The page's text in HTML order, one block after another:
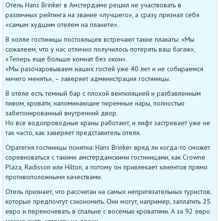
Отель Hans Brinker в Амстердаме решил не участвовать в
различных рейтинга на звание «лучшего», а сразу признал себя
«самым худшим отелем на планете».
В холле гостиницы постояльцев встречают такие плакаты: «Мы
сожалеем, что у нас отлично получилось потерять ваш багаж»,
«Теперь еще больше комнат без окон».
«Мы разочаровываем наших гостей уже 40 лет и не собираемся
ничего менять», – заверяет администрация гостиницы.
В отеле есть темный бар с плохой вентиляцией и разбавленным
пивом, кровати, напоминающие тюремные нары, полностью
забетонированный внутренний двор.
Но все водопроводные краны работают, и лифт застревает уже не
так часто, как заверяет представитель отеля.
Стратегия гостиницы понятна: Hans Brinker вряд ли когда-то сможет
соревноваться с такими амстердамскими гостиницами, как Crowne
Plaza, Radisson или Hilton, а потому он привлекает клиентов прямо
противоположными качествами.
Отель признает, что рассчитан на самых непритязательных туристов,
которые предпочтут сэкономить. Они могут, например, заплатить 25
евро и переночевать в спальне с восемью кроватями. А за 92 евро